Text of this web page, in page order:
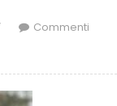
Commenti